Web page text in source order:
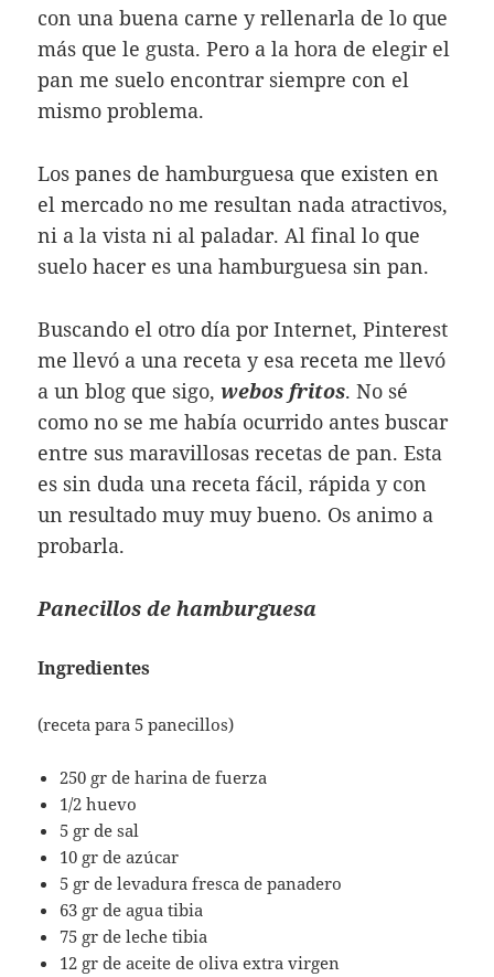
con una buena carne y rellenarla de lo que
más que le gusta. Pero a la hora de elegir el
pan me suelo encontrar siempre con el
mismo problema.
Los panes de hamburguesa que existen en
el mercado no me resultan nada atractivos,
ni a la vista ni al paladar. Al final lo que
suelo hacer es una hamburguesa sin pan.
Buscando el otro día por Internet, Pinterest
me llevó a una receta y esa receta me llevó
a un blog que sigo,webos fritos. No sé
como no se me había ocurrido antes buscar
entre sus maravillosas recetas de pan. Esta
es sin duda una receta fácil, rápida y con
un resultado muy muy bueno. Os animo a
probarla.
Panecillos de hamburguesa
Ingredientes
(receta para 5 panecillos)
250 gr de harina de fuerza
1/2 huevo
5 gr de sal
10 gr de azúcar
5 gr de levadura fresca de panadero
63 gr de agua tibia
75 gr de leche tibia
12 gr de aceite de oliva extra virgen